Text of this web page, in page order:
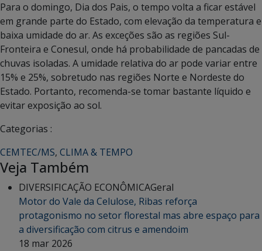
Para o domingo, Dia dos Pais, o tempo volta a ficar estável
em grande parte do Estado, com elevação da temperatura e
baixa umidade do ar. As exceções são as regiões Sul-
Fronteira e Conesul, onde há probabilidade de pancadas de
chuvas isoladas. A umidade relativa do ar pode variar entre
15% e 25%, sobretudo nas regiões Norte e Nordeste do
Estado. Portanto, recomenda-se tomar bastante líquido e
evitar exposição ao sol.
Categorias :
CEMTEC/MS, CLIMA & TEMPO
Veja Também
DIVERSIFICAÇÃO ECONÔMICAGeral
Motor do Vale da Celulose, Ribas reforça
protagonismo no setor florestal mas abre espaço para
a diversificação com citrus e amendoim
18 mar 2026